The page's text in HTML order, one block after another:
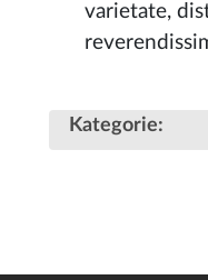
varietate,
Kategorie: